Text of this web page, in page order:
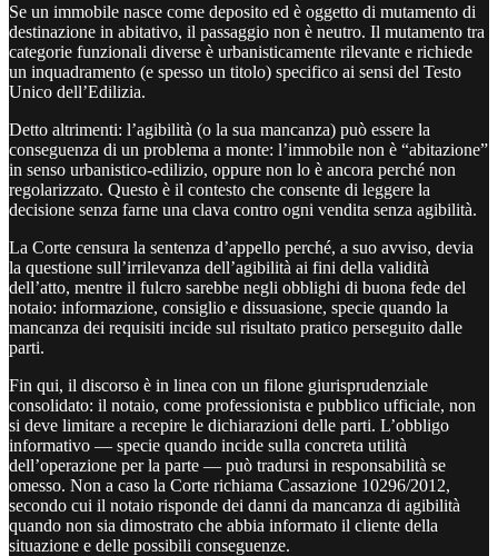
Se un immobile nasce come deposito ed è oggetto di mutamento di
destinazione in abitativo, il passaggio non è neutro. Il mutamento tra
categorie funzionali diverse è urbanisticamente rilevante e richiede
un inquadramento (e spesso un titolo) specifico ai sensi del Testo
Unico dell’Edilizia.
Detto altrimenti: l’agibilità (o la sua mancanza) può essere la
conseguenza di un problema a monte: l’immobile non è “abitazione”
in senso urbanistico-edilizio, oppure non lo è ancora perché non
regolarizzato. Questo è il contesto che consente di leggere la
decisione senza farne una clava contro ogni vendita senza agibilità.
La Corte censura la sentenza d’appello perché, a suo avviso, devia
la questione sull’irrilevanza dell’agibilità ai fini della validità
dell’atto, mentre il fulcro sarebbe negli obblighi di buona fede del
notaio: informazione, consiglio e dissuasione, specie quando la
mancanza dei requisiti incide sul risultato pratico perseguito dalle
parti.
Fin qui, il discorso è in linea con un filone giurisprudenziale
consolidato: il notaio, come professionista e pubblico ufficiale, non
si deve limitare a recepire le dichiarazioni delle parti. L’obbligo
informativo — specie quando incide sulla concreta utilità
dell’operazione per la parte — può tradursi in responsabilità se
omesso. Non a caso la Corte richiama Cassazione 10296/2012,
secondo cui il notaio risponde dei danni da mancanza di agibilità
quando non sia dimostrato che abbia informato il cliente della
situazione e delle possibili conseguenze.